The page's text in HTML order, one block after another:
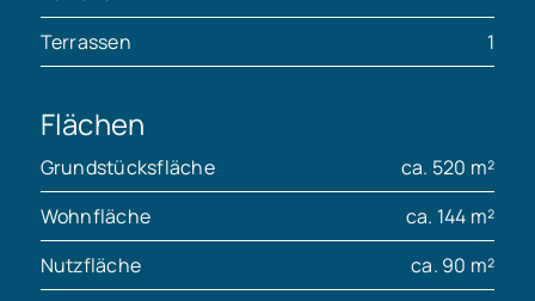
Terrassen
1
Flächen
Grundstücksfläche
ca. 520 m²
Wohnfläche
ca. 144 m²
Nutzfläche
ca. 90 m²